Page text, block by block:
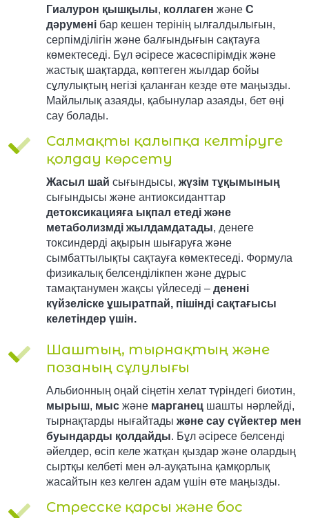
Гиалурон қышқылы, коллаген және С
дәруменібар кешен терінің ылғалдылығын,
серпімділігін және балғындығын сақтауға
көмектеседі. Бұл әсіресе жасөспірімдік және
жастық шақтарда, көптеген жылдар бойы
сұлулықтың негізі қаланған кезде өте маңызды.
Майлылық азаяды, қабынулар азаяды, бет өңі
сау болады.
Салмақты қалыпқа келтіруге
қолдау көрсету
Жасыл шай сығындысы, жүзім тұқымының
сығындысы және антиоксиданттар
детоксикацияға ықпал етеді және
метаболизмді жылдамдатады, денеге
токсиндерді ақырын шығаруға және
сымбаттылықты сақтауға көмектеседі. Формула
физикалық белсенділікпен және дұрыс
тамақтанумен жақсы үйлеседі – денені
күйзеліске ұшыратпай, пішінді сақтағысы
келетіндер үшін.
Шаштың, тырнақтың және
позаның сұлулығы
Альбионның оңай сіңетін хелат түріндегі биотин,
мырыш, мысжәне марганецшашты нәрлейді,
тырнақтарды нығайтады және сау сүйектер мен
буындарды қолдайды. Бұл әсіресе белсенді
әйелдер, өсіп келе жатқан қыздар және олардың
сыртқы келбеті мен әл-ауқатына қамқорлық
жасайтын кез келген адам үшін өте маңызды.
Стресске қарсы және бос